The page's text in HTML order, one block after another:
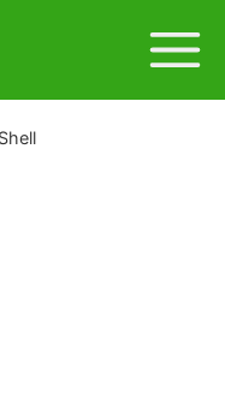
Shell